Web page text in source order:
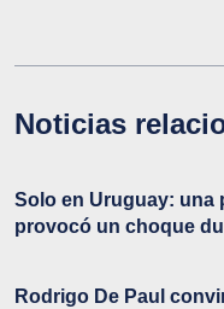
Noticias
Solo en Uruguay: una
provocó un choque
Rodrigo De Paul